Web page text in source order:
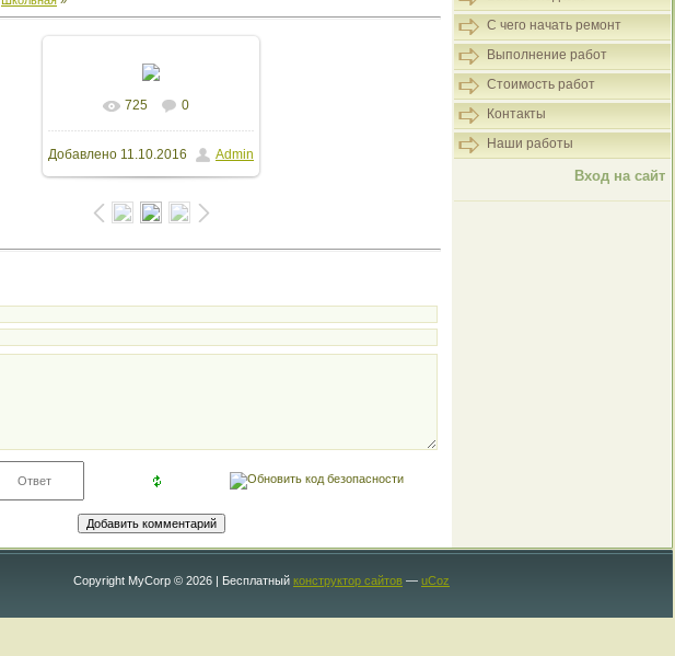
В реальном размере
1600x1200/ 1404.9Kb
725 0
Добавлено 11.10.2016 Admin
С чего начать ремонт
Выполнение работ
Стоимость работ
Контакты
Наши работы
Вход на сайт
Copyright MyCorp © 2026 | Бесплатный конструктор сайтов — uCoz